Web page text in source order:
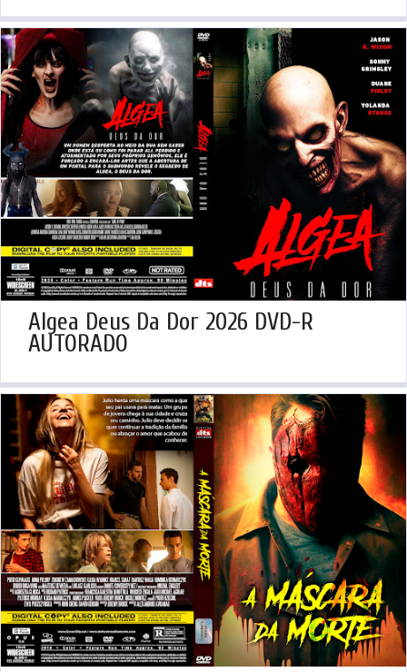
Algea Deus Da Dor 2026 DVD-R
AUTORADO